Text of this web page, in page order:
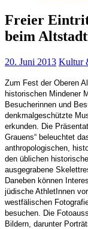
Freier
beim
20. Juni 2013 Kultur
Zum Fest der Oberen
historischen Mindener
Besucherinnen und
denkmalgeschützte
erkunden. Die
Grauens“ beleuchtet
anthropologischen,
den üblichen
ausgegrabene
Daneben können
jüdische AthletInnen
westfälischen
besuchen. Die
Bildern, darunter